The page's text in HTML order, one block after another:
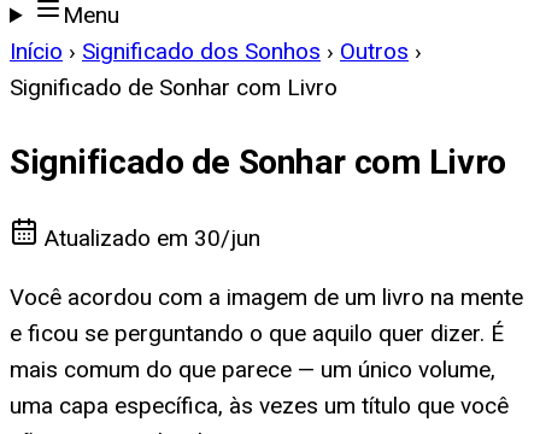
Menu
Início › Significado dos Sonhos › Outros ›
Significado de Sonhar com Livro
Significado de Sonhar com Livro
Atualizado em 30/jun
Você acordou com a imagem de um livro na mente
e ficou se perguntando o que aquilo quer dizer. É
mais comum do que parece — um único volume,
uma capa específica, às vezes um título que você